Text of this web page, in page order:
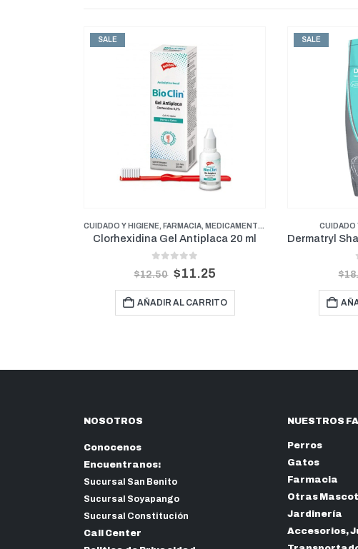
SALE
CUIDADO Y HIGIENE, FARMACIA
out of 5
$18.00 $16.20
AÑADIR AL CARRITO
SALE
ANTIPULGAS,
$
NOSOTROS
Conocenos
Encuentranos:
Sucursal San Benito
Sucursal Soyapango
Sucursal Constitución
Call Center
NUESTROS
Perros
Gatos
Farmacia
Otras
Jardinería
Accesorios,